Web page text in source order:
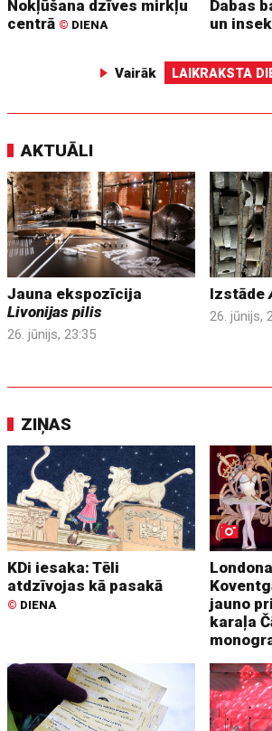
Nokļūšana dzīves mirkļu
centrā © DIENA
Dabas
un
Vairāk LAIKRAKSTA
AKTUĀLI
Jauna ekspozīcija
Livonijas pilis
26. jūnijs, 23:35
Izstāde
26. jūnijs,
ZIŅAS
KDi iesaka: Tēli
atdzīvojas kā pasakā
© DIENA
jauno
karaļa